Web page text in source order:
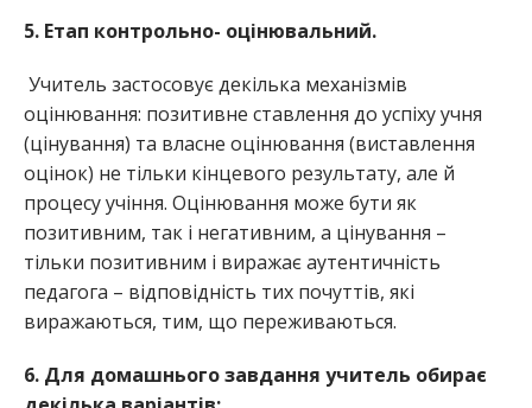
5. Етап контрольно- оцінювальний.
Учитель застосовує декілька механізмів
оцінювання: позитивне ставлення до успіху учня
(цінування) та власне оцінювання (виставлення
оцінок) не тільки кінцевого результату, але й
процесу учіння. Оцінювання може бути як
позитивним, так і негативним, а цінування –
тільки позитивним і виражає аутентичність
педагога – відповідність тих почуттів, які
виражаються, тим, що переживаються.
6. Для домашнього завдання учитель обирає